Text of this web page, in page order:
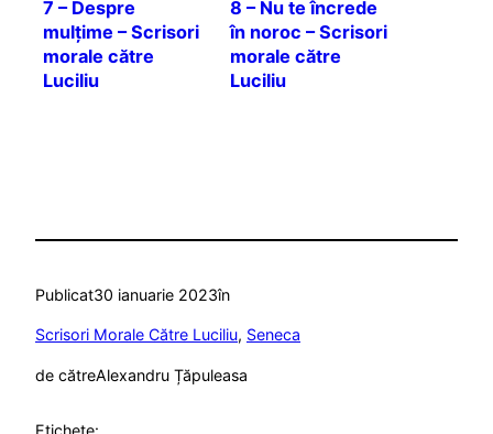
7 – Despre
mulțime – Scrisori
morale către
Luciliu
8 – Nu te încrede
în noroc – Scrisori
morale către
Luciliu
Publicat30 ianuarie 2023în
Scrisori Morale Către Luciliu, Seneca
de cătreAlexandru Țăpuleasa